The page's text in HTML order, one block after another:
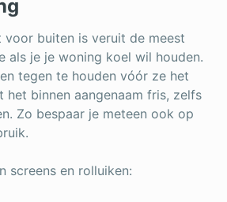
voor buiten is veruit de meest
als je je woning koel wil houden.
tegen te houden vóór ze het
het binnen aangenaam fris, zelfs
Zo bespaar je meteen ook op
screens en rolluiken: